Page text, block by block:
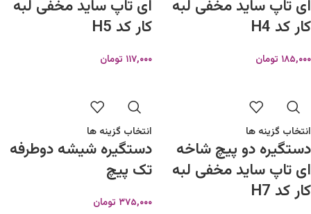
ای تاپ ساید مخفی لبه
کار کد H4
۱۸۵,۰۰۰ تومان
ای تاپ ساید مخفی لبه
کار کد H5
۱۱۷,۰۰۰ تومان
انتخاب گزینه ها
دستگیره دو پیچ شاخه
ای تاپ ساید مخفی لبه
کار کد H7
انتخاب گزینه ها
دستگیره شیشه دوطرفه
تک پیچ
۳۷۵,۰۰۰ تومان